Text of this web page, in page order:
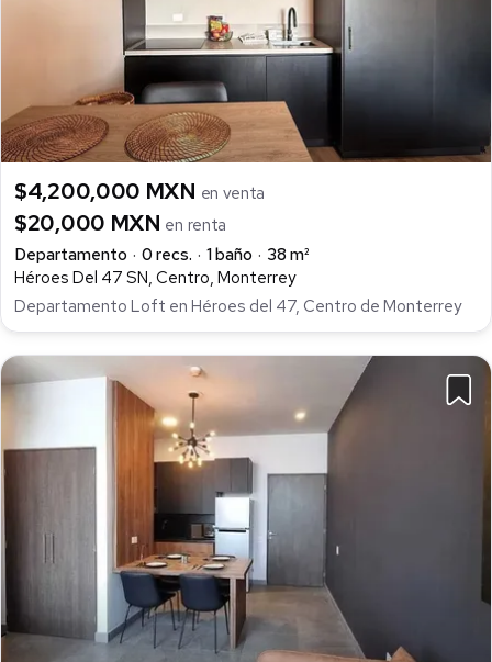
$4,200,000 MXN en venta
$20,000 MXN en renta
Departamento
0 recs. 1 baño
38 m²
Héroes Del 47 SN, Centro, Monterrey
Departamento Loft en Héroes del 47, Centro de Monterrey